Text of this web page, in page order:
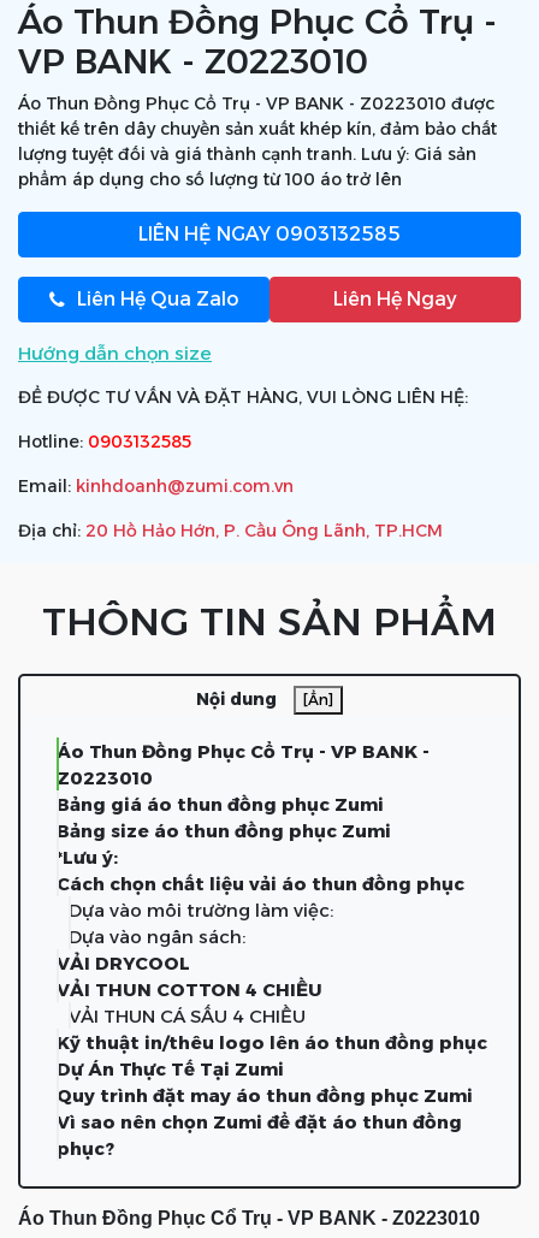
Áo Thun Đồng Phục Cổ Trụ -
VP BANK - Z0223010
Áo Thun Đồng Phục Cổ Trụ - VP BANK - Z0223010 được
thiết kế trên dây chuyền sản xuất khép kín, đảm bảo chất
lượng tuyệt đối và giá thành cạnh tranh. Lưu ý: Giá sản
phẩm áp dụng cho số lượng từ 100 áo trở lên
LIÊN HỆ NGAY 0903132585
Liên Hệ Qua Zalo Liên Hệ Ngay
Hướng dẫn chọn size
ĐỂ ĐƯỢC TƯ VẤN VÀ ĐẶT HÀNG, VUI LÒNG LIÊN HỆ:
Hotline: 0903132585
Email: kinhdoanh@zumi.com.vn
Địa chỉ: 20 Hồ Hảo Hớn, P. Cầu Ông Lãnh, TP.HCM
THÔNG TIN SẢN PHẨM
Nội dung [Ẩn]
Áo Thun Đồng Phục Cổ Trụ - VP BANK -
Z0223010
Bảng giá áo thun đồng phục Zumi
Bảng size áo thun đồng phục Zumi
*Lưu ý:
Cách chọn chất liệu vải áo thun đồng phục
Dựa vào môi trường làm việc:
Dựa vào ngân sách:
VẢI DRYCOOL
VẢI THUN COTTON 4 CHIỀU
VẢI THUN CÁ SẤU 4 CHIỀU
Kỹ thuật in/thêu logo lên áo thun đồng phục
Dự Án Thực Tế Tại Zumi
Quy trình đặt may áo thun đồng phục Zumi
Vì sao nên chọn Zumi để đặt áo thun đồng
phục?
Áo Thun Đồng Phục Cổ Trụ - VP BANK - Z0223010